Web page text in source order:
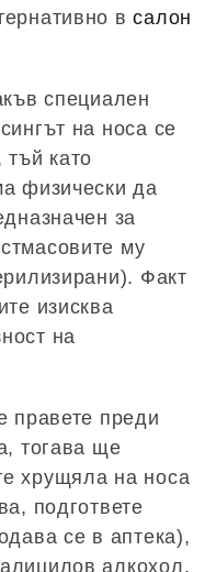
всалон
специален
на носа се
тъй като
физически да
за
му
Факт
изисква
на
правете преди
тогава ще
хрущяла на носа
подгответе
се в аптека),
алкохол,